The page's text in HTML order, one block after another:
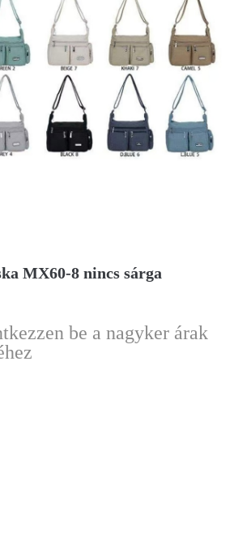
MX60-8 nincs sárga
be a nagyker árak